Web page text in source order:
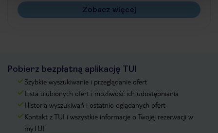
Zobacz więcej
Pobierz bezpłatną aplikację TUI
Szybkie wyszukiwanie i przeglądanie ofert
Lista ulubionych ofert i możliwość ich udostępniania
Historia wyszukiwań i ostatnio oglądanych ofert
Kontakt z TUI i wszystkie informacje o Twojej rezerwacji w
myTUI